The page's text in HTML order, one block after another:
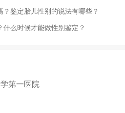
鉴定胎儿性别的说法有哪些？
么时候才能做性别鉴定？
第一医院